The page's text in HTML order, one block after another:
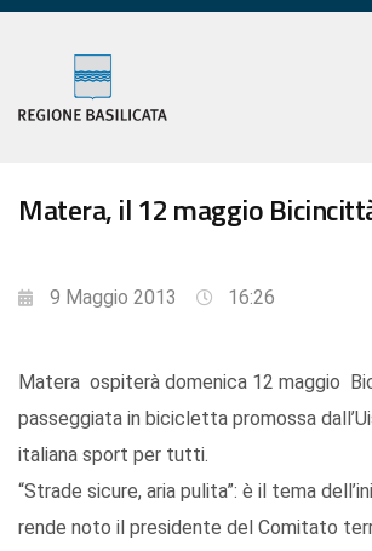
Matera, il 12 maggio
9 Maggio 2013 16:26
Matera ospiterà domenica 12 maggio
passeggiata in bicicletta promossa
italiana sport per tutti.
“Strade sicure, aria pulita”: è il tema
rende noto il presidente del Comitato